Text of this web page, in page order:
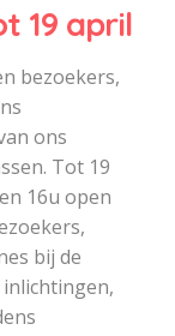
19 april
bezoekers,
ons
Tot 19
16u open
bij de